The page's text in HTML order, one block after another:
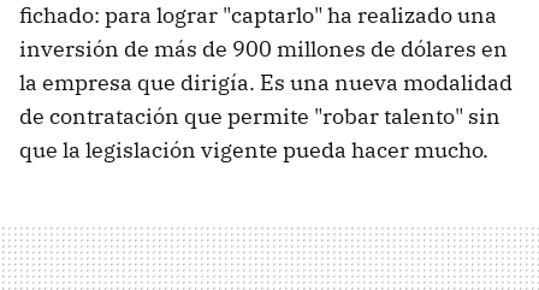
fichado: para lograr "captarlo" ha realizado una
inversión de más de 900 millones de dólares en
la empresa que dirigía. Es una nueva modalidad
de contratación que permite "robar talento" sin
que la legislación vigente pueda hacer mucho.